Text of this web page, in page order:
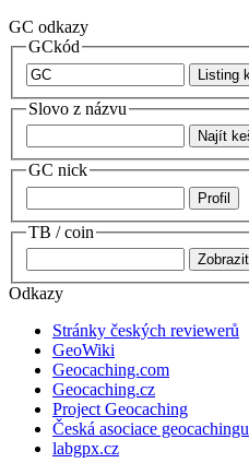
GC odkazy
GCkód
Slovo z názvu
GC nick
TB / coin
Odkazy
Stránky českých reviewerů
GeoWiki
Geocaching.com
Geocaching.cz
Project Geocaching
Česká asociace geocachingu
labgpx.cz